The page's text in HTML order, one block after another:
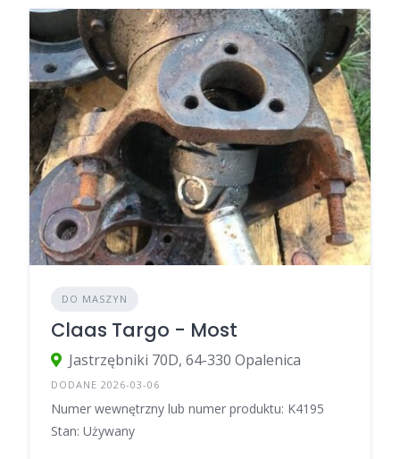
DO MASZYN
Claas Targo - Most
Jastrzębniki 70D, 64-330 Opalenica
DODANE 2026-03-06
Numer wewnętrzny lub numer produktu: K4195
Stan: Używany